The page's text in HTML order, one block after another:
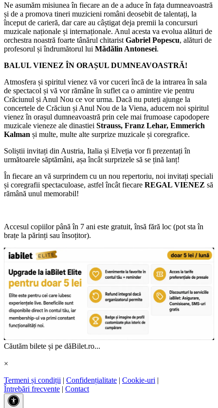
Ne asumăm misiunea în fiecare an de a aduce în fața dumneavoastră
și de a promova tineri muzicieni români deosebit de talentați, la
început de carieră, dar care au câștigat deja premii la concursuri
muzicale naționale și internaționale. Anul acesta va evolua alături de
orchestra noastră foarte tânărul chitarist Gabriel Popescu, alături de
profesorul și îndrumătorul lui Mădălin Antonesei.
BALUL VIENEZ ÎN ORAȘUL DUMNEAVOASTRĂ!
Atmosfera și spiritul vienez vă vor cuceri încă de la intrarea în sala
de spectacol și vă vor rămâne în suflet ca o amintire vie pentru
Crăciunul și Anul Nou ce vor urma. Dacă nu puteți ajunge la
concertele de Crăciun și Anul Nou de la Viena, aducem noi spiritul
vienez în orașul dumneavoastră prin cele mai frumoase capodopere
muzicale vieneze ale dinastiei Strauss, Franz Lehar, Emmerich
Kalman și multe, multe alte surprize muzicale și coregrafice.
Soliștii invitați din Austria, Italia și Elveția vor fi prezentați în
următoarele săptămâni, așa încât surprizele să se țină lanț!
În fiecare an vă surprindem cu un nou repertoriu, noi invitați speciali
și coregrafii spectaculoase, astfel încât fiecare REGAL VIENEZ să
rămână unul memorabil!
Accesul copiilor până în 7 ani este gratuit, însă fără loc (pot sta în
brațe la părinți sau însoțitor).
Căutăm bilete și pe dăBilet.ro...
×
Termeni și condiții | Confidențialitate | Cookie-uri |
Întrebări frecvente | Contact